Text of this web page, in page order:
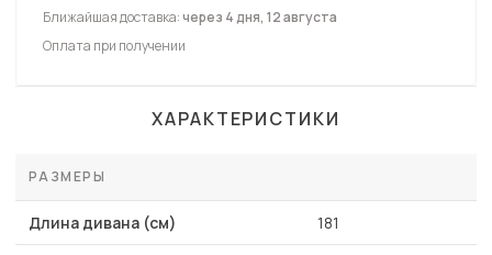
Ближайшая доставка:через 4 дня, 12 августа
Оплата при получении
ХАРАКТЕРИСТИКИ
РАЗМЕРЫ
Длина дивана (см) 181